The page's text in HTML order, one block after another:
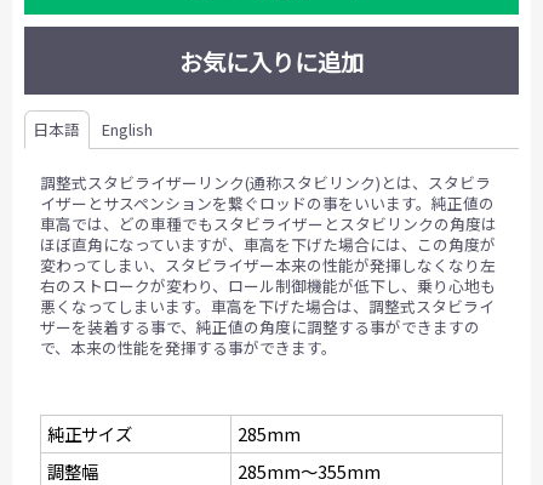
お気に入りに追加
日本語 English
調整式スタビライザーリンク(通称スタビリンク)とは、スタビラ
イザーとサスペンションを繋ぐロッドの事をいいます。純正値の
車高では、どの車種でもスタビライザーとスタビリンクの角度は
ほぼ直角になっていますが、車高を下げた場合には、この角度が
変わってしまい、スタビライザー本来の性能が発揮しなくなり左
右のストロークが変わり、ロール制御機能が低下し、乗り心地も
悪くなってしまいます。車高を下げた場合は、調整式スタビライ
ザーを装着する事で、純正値の角度に調整する事ができますの
で、本来の性能を発揮する事ができます。
純正サイズ
285mm
調整幅
285mm〜355mm